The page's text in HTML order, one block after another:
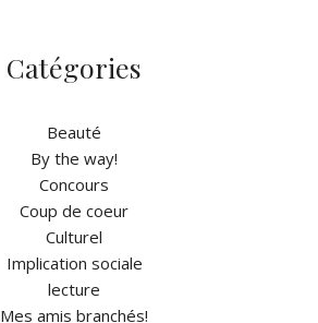
Catégories
Beauté
By the way!
Concours
Coup de coeur
Culturel
Implication sociale
lecture
Mes amis branchés!